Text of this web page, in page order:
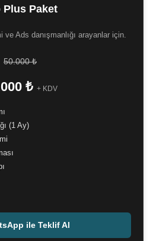
Plus Paket
ve Ads danışmanlığı arayanlar için.
50.000 ₺
₺ + KDV
(1 Ay)
ile Teklif Al